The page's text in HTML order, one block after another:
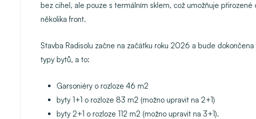
bez cihel, ale pouze s termálním sklem, což umožňuje
několika front.
Stavba Radisolu začne na začátku roku 2026 a bude
typy bytů, a to:
Garsoniéry o rozloze 46 m2
byty 1+1 o rozloze 83 m2 (možno upravit na 2+1)
byty 2+1 o rozloze 112 m2 (možno upravit na 3+1).